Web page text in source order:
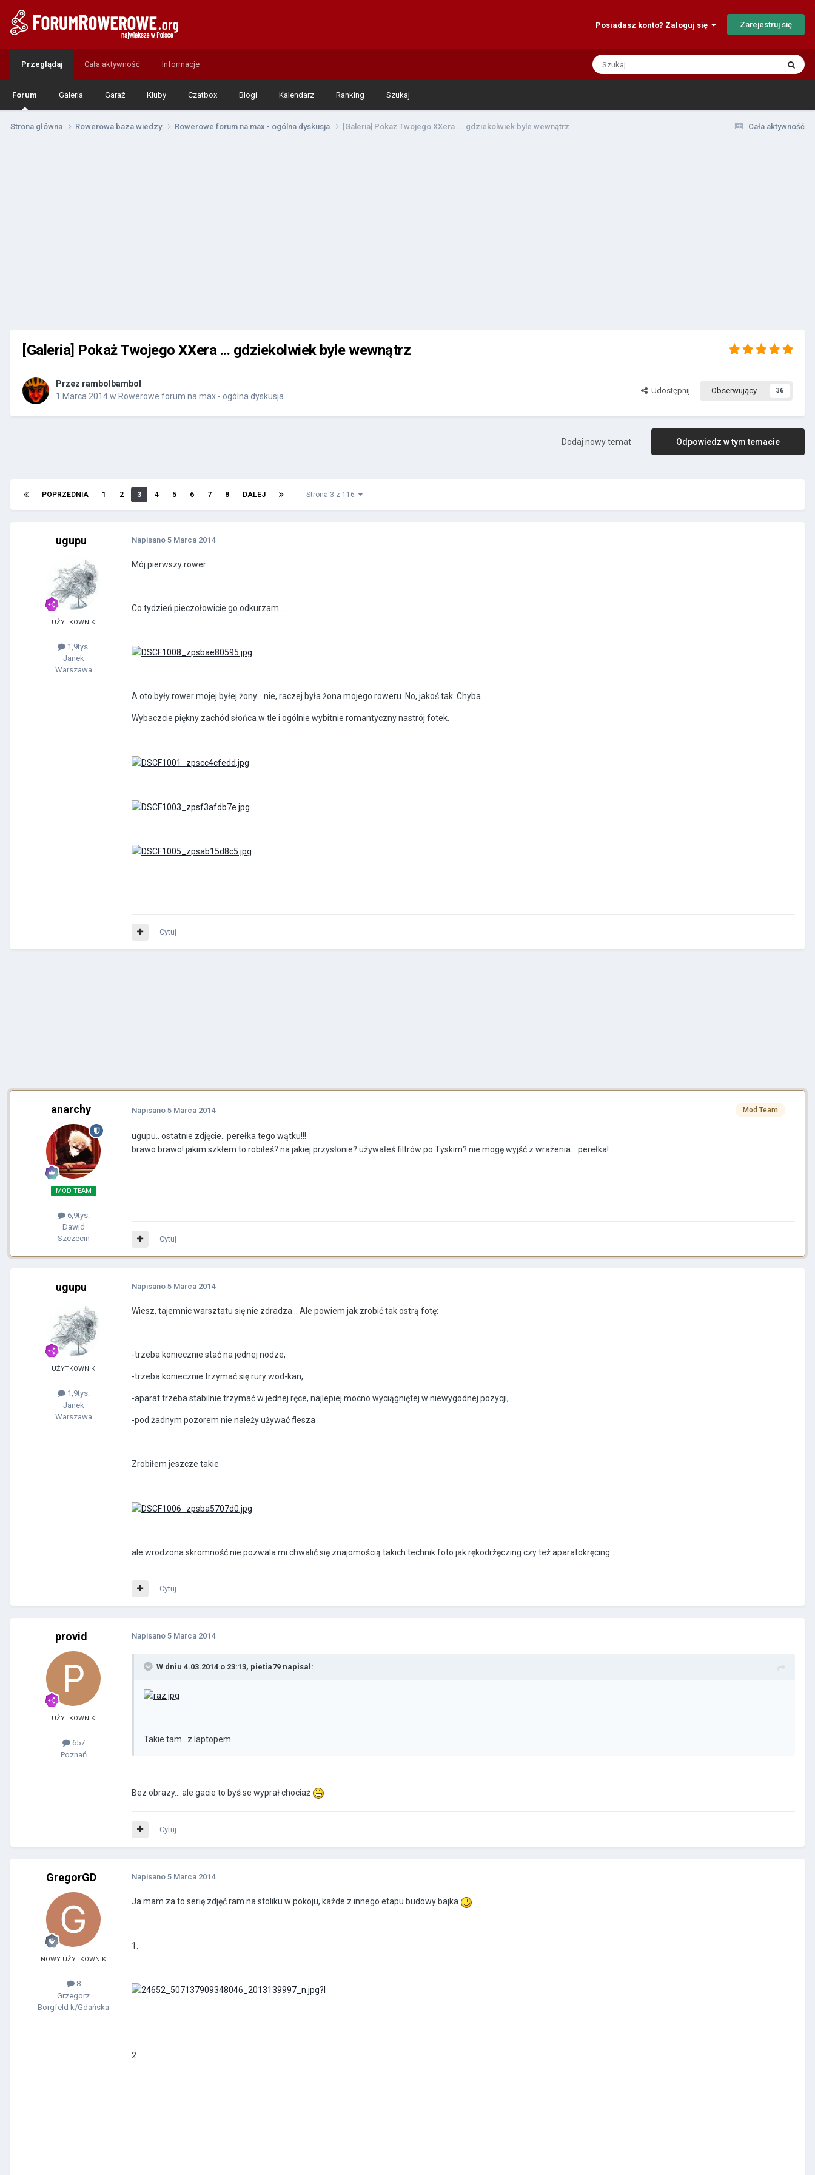
Posiadasz konto? Zaloguj się Zarejestruj się
Przeglądaj
Forum Galeria Garaż Kluby Czatbox Blogi Kalendarz Ranking Szukaj
Cała aktywność Informacje
Cała aktywność
Strona główna Rowerowa baza wiedzy Rowerowe forum na max - ogólna dyskusja [Galeria] Pokaż Twojego XXera ... gdziekolwiek byle wewnątrz
[Galeria] Pokaż Twojego XXera ... gdziekolwiek byle wewnątrz
Przez rambolbambol
1 Marca 2014w Rowerowe forum na max - ogólna dyskusja
Udostępnij Obserwujący 36
Odpowiedz w tym temacie
Dodaj nowy temat
POPRZEDNIA 1 2 3 4 5 6 7 8 DALEJ Strona 3 z 116
ugupu
UŻYTKOWNIK
1,9tys.
Janek
Warszawa
Napisano 5 Marca 2014
Mój pierwszy rower...
Co tydzień pieczołowicie go odkurzam...
A oto były rower mojej byłej żony... nie, raczej była żona mojego roweru. No, jakoś tak. Chyba.
Wybaczcie piękny zachód słońca w tle i ogólnie wybitnie romantyczny nastrój fotek.
Cytuj
anarchy
MOD TEAM
6,9tys.
Dawid
Szczecin
Mod Team
Napisano 5 Marca 2014
ugupu.. ostatnie zdjęcie.. perełka tego wątku!!!
brawo brawo! jakim szkłem to robiłeś? na jakiej przysłonie? używałeś filtrów po Tyskim? nie mogę wyjść z wrażenia... perełka!
Cytuj
ugupu
UŻYTKOWNIK
1,9tys.
Janek
Warszawa
Napisano 5 Marca 2014
Wiesz, tajemnic warsztatu się nie zdradza... Ale powiem jak zrobić tak ostrą fotę:
-trzeba koniecznie stać na jednej nodze,
-trzeba koniecznie trzymać się rury wod-kan,
-aparat trzeba stabilnie trzymać w jednej ręce, najlepiej mocno wyciągniętej w niewygodnej pozycji,
-pod żadnym pozorem nie należy używać flesza
Zrobiłem jeszcze takie
ale wrodzona skromność nie pozwala mi chwalić się znajomością takich technik foto jak rękodrżęczing czy też aparatokręcing...
Cytuj
provid
UŻYTKOWNIK
657
Poznań
Napisano 5 Marca 2014
W dniu 4.03.2014 o 23:13, pietia79 napisał:
Takie tam...z laptopem.
Bez obrazy... ale gacie to byś se wyprał chociaż
Cytuj
GregorGD
NOWY UŻYTKOWNIK
8
Grzegorz
Borgfeld k/Gdańska
Napisano 5 Marca 2014
Ja mam za to serię zdjęć ram na stoliku w pokoju, każde z innego etapu budowy bajka
1.
2.